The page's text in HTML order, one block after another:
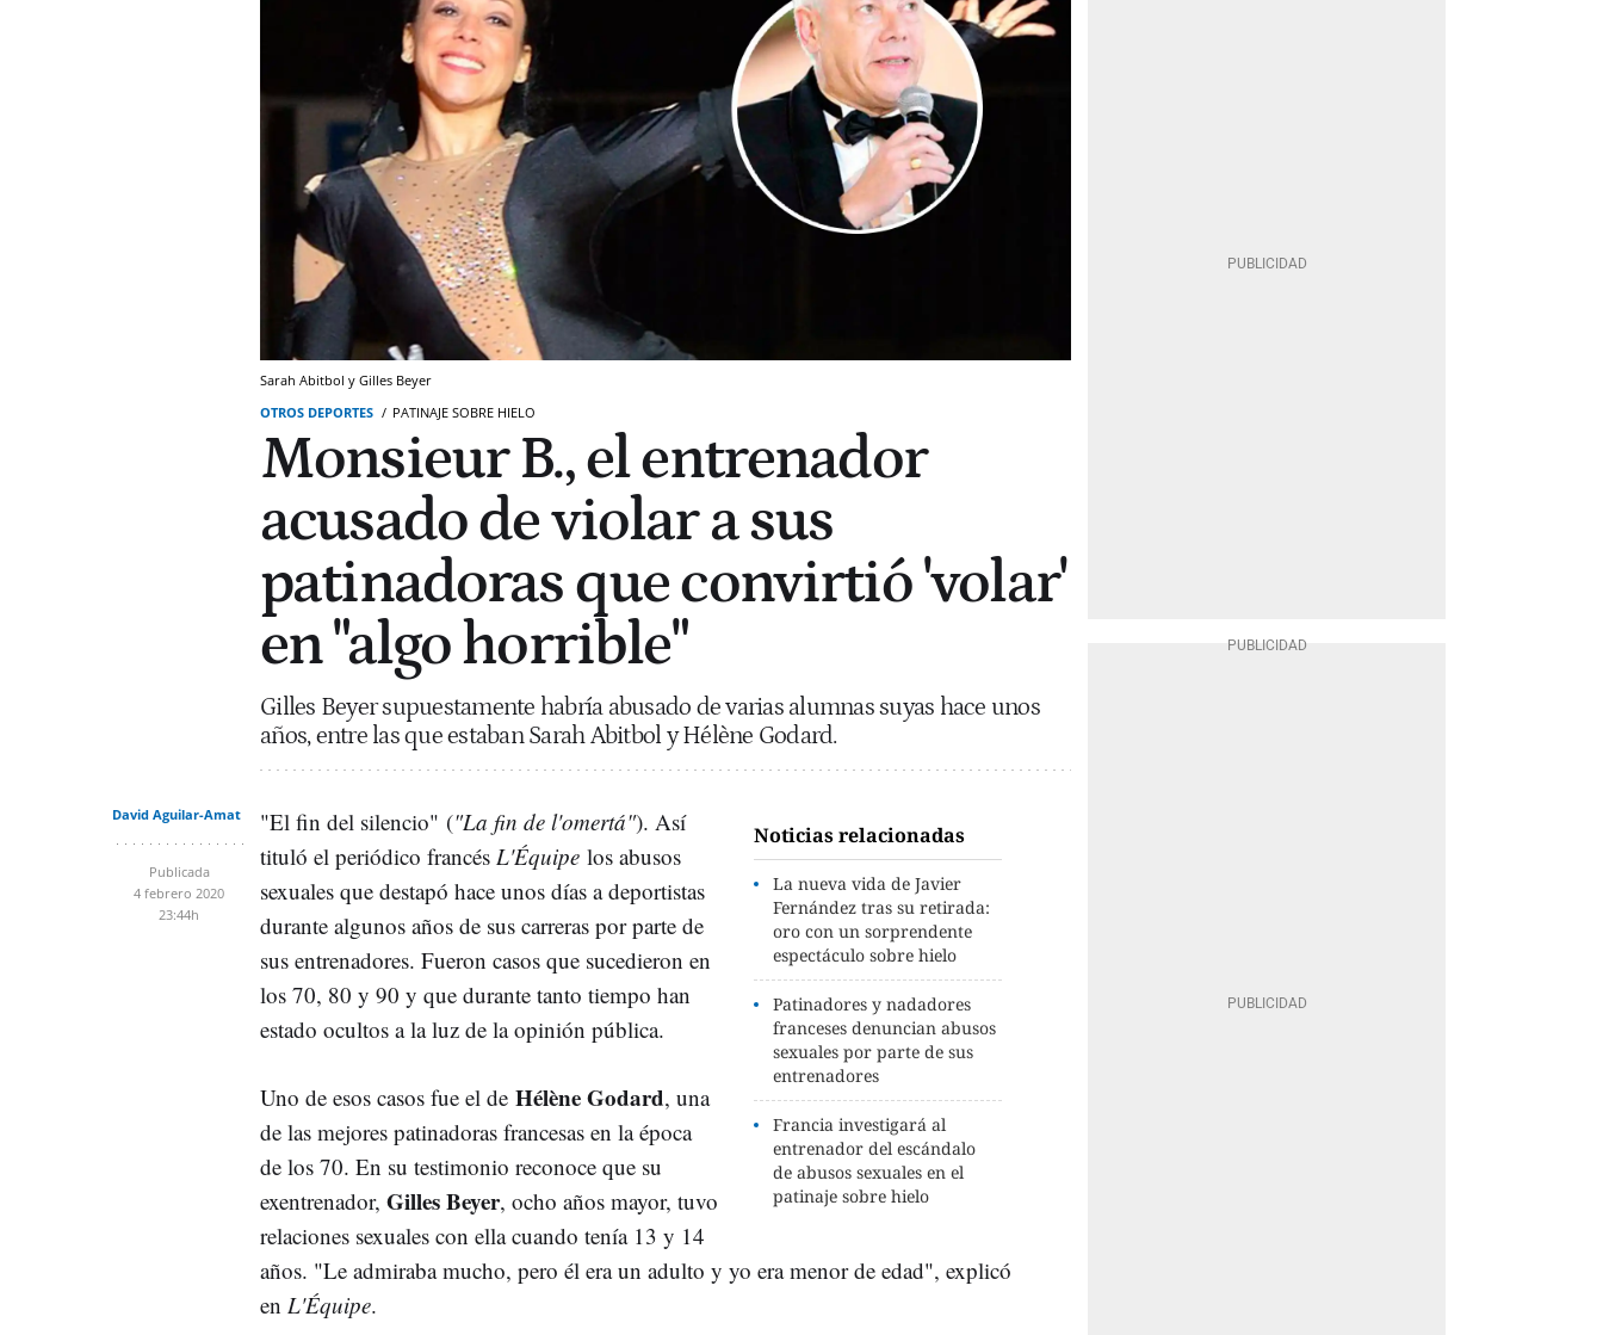
Sarah Abitbol y Gilles Beyer
OTROS DEPORTES
PATINAJE SOBRE HIELO
Monsieur B., el entrenador
acusado de violar a sus
patinadoras que convirtió 'volar'
en "algo horrible"
Gilles Beyer supuestamente habría abusado de varias alumnas suyas hace unos
años, entre las que estaban Sarah Abitbol y Hélène Godard.
David Aguilar-Amat
Publicada
4 febrero 2020
23:44h
Noticias relacionadas
La nueva vida de Javier
Fernández tras su retirada:
oro con un sorprendente
espectáculo sobre hielo
Patinadores y nadadores
franceses denuncian abusos
sexuales por parte de sus
entrenadores
Francia investigará al
entrenador del escándalo
de abusos sexuales en el
patinaje sobre hielo
"El fin del silencio" ("La fin de l'omertá"). Así
tituló el periódico francés L'Équipe los abusos
sexuales que destapó hace unos días a deportistas
durante algunos años de sus carreras por parte de
sus entrenadores. Fueron casos que sucedieron en
los 70, 80 y 90 y que durante tanto tiempo han
estado ocultos a la luz de la opinión pública.
Uno de esos casos fue el de Hélène Godard, una
de las mejores patinadoras francesas en la época
de los 70. En su testimonio reconoce que su
exentrenador, Gilles Beyer, ocho años mayor, tuvo
relaciones sexuales con ella cuando tenía 13 y 14
años. "Le admiraba mucho, pero él era un adulto y yo era menor de edad", explicó
en L'Équipe.